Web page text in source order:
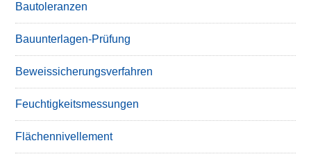
Bautoleranzen
Bauunterlagen-Prüfung
Beweissicherungsverfahren
Feuchtigkeitsmessungen
Flächennivellement